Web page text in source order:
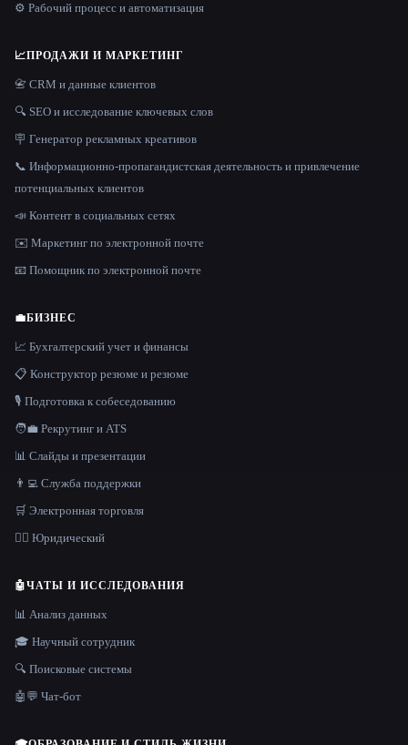
⚙️ Рабочий процесс и автоматизация
📈ПРОДАЖИ И МАРКЕТИНГ
📇 CRM и данные клиентов
🔍 SEO и исследование ключевых слов
🪧 Генератор рекламных креативов
📞 Информационно-пропагандистская деятельность и привлечение
потенциальных клиентов
📣 Контент в социальных сетях
✉️ Маркетинг по электронной почте
📧 Помощник по электронной почте
💼БИЗНЕС
📈 Бухгалтерский учет и финансы
📋 Конструктор резюме и резюме
🎙️ Подготовка к собеседованию
🧑‍💼 Рекрутинг и ATS
📊 Слайды и презентации
👨‍💻 Служба поддержки
🛒 Электронная торговля
👩‍⚖️ Юридический
🤖ЧАТЫ И ИССЛЕДОВАНИЯ
📊 Анализ данных
🎓 Научный сотрудник
🔍 Поисковые системы
🤖💬 Чат-бот